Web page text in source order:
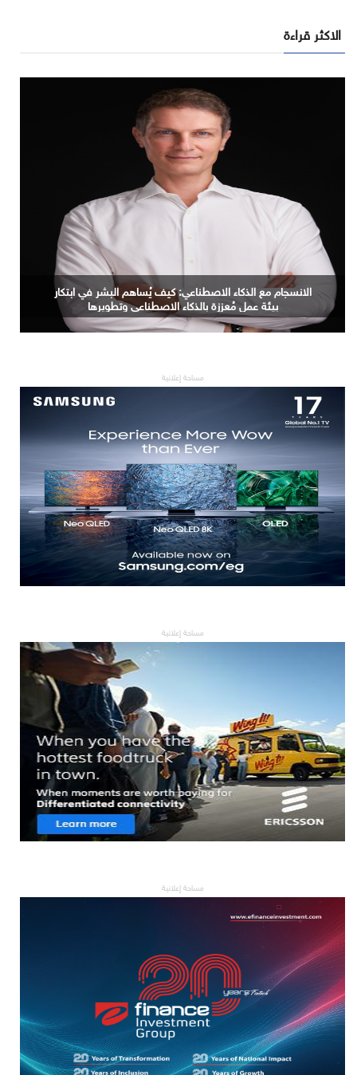
الاكثر قراءة
وزيرا الاتصالات والتعليم العالي يشهدان ختام الدورة الرابعة
من مبادرة بناء قدرات الجامعات في مجال الذكاء الاصطناعي
مساحة إعلانية
مساحة إعلانية
مساحة إعلانية